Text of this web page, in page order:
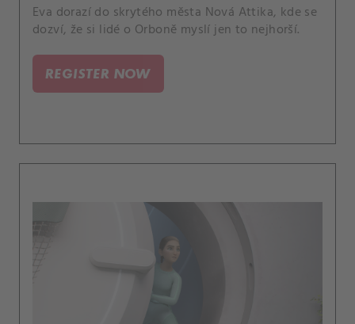
Eva dorazí do skrytého města Nová Attika, kde se
dozví, že si lidé o Orboně myslí jen to nejhorší.
REGISTER NOW